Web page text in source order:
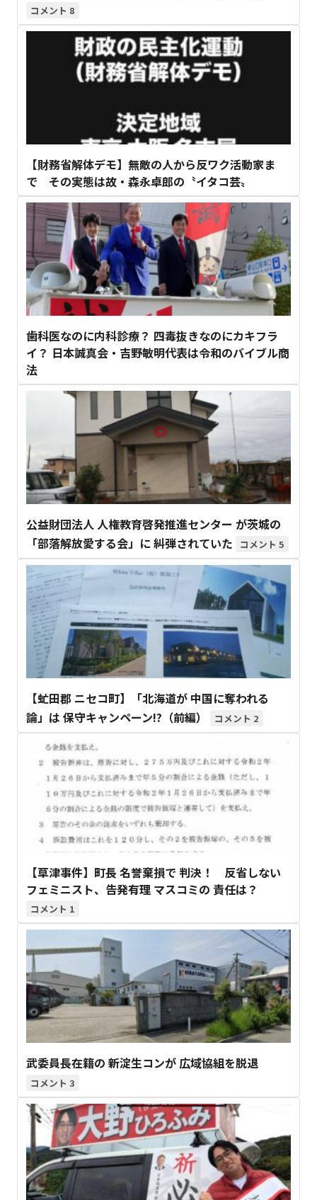
8
【財務省解体デモ】無敵の人から反ワク活動家ま
で その実態は故・森永卓郎の〝イタコ芸〟
歯科医なのに内科診療？ 四毒抜きなのにカキフラ
イ？ 日本誠真会・吉野敏明代表は令和のバイブル商
法
公益財団法人 人権教育啓発推進センター が茨城の
「部落解放愛する会」に 糾弾されていた
5
【虻田郡 ニセコ町】「北海道が 中国に奪われる
論」は 保守キャンペーン!?（前編）
2
【草津事件】町長 名誉棄損で 判決！ 反省しない
フェミニスト、告発有理 マスコミの 責任は？
1
武委員長在籍の 新淀生コンが 広域協組を脱退
3